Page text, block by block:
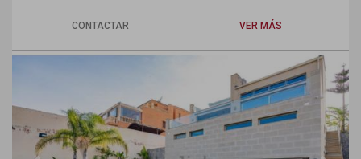
CONTACTAR VER MÁS
Previous Next